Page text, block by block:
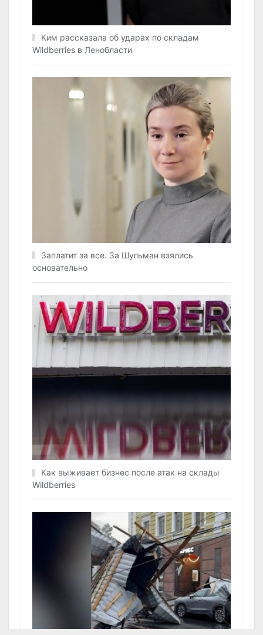
Ким рассказала об ударах по складам
Wildberries в Ленобласти
Заплатит за все. За Шульман взялись
основательно
Kак выживает бизнес после атак на склады
Wildberries